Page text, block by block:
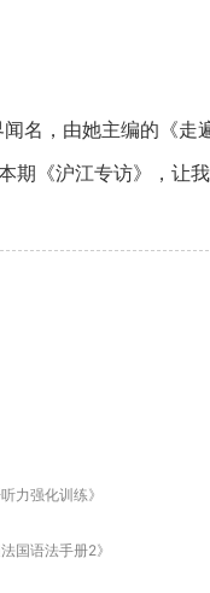
名，由她主编的《走
期《沪江专访》，让
力强化训练》
法国语法手册2》